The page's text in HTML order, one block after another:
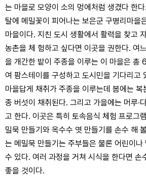
는 마을로 모양이 소의 멍에처럼 생겼다 한
탈에 메밀꽃이 피어나는 보은군 구병리마을
마을이다. 지친 도시 생활에서 활력을 찾고
농촌을 체 험하고 싶다면 이곳을 권한다. 여
을 개간한 밭이 주종을 이루는 이 마을은 총
여 팜스테이를 구성하고 도시민을 기다리고
마을답게 채취가 주종을 이루는데 봄에는
종 버섯이 채취된다. 그리고 가을에는 머루·
고 한다. 이곳은 특히 토속음식 체험 프로그
밀묵 만들기와 옥수수 엿 만들기를 손수 해
는 메밀묵 만들기는 주부들은 물론 어린이
수 있다. 여러 과정을 거쳐 시식을 한다면 손
좋을 것이다.